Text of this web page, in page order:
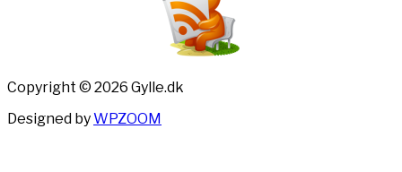
Copyright © 2026 Gylle.dk
Designed byWPZOOM